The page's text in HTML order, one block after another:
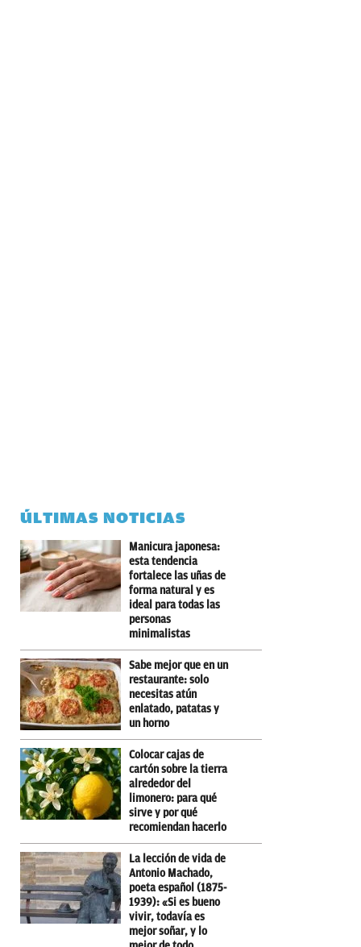
ÚLTIMAS NOTICIAS
Manicura japonesa:
esta tendencia
fortalece las uñas de
forma natural y es
ideal para todas las
personas
minimalistas
Sabe mejor que en un
restaurante: solo
necesitas atún
enlatado, patatas y
un horno
Colocar cajas de
cartón sobre la tierra
alrededor del
limonero: para qué
sirve y por qué
recomiendan hacerlo
La lección de vida de
Antonio Machado,
poeta español (1875-
1939): «Si es bueno
vivir, todavía es
mejor soñar, y lo